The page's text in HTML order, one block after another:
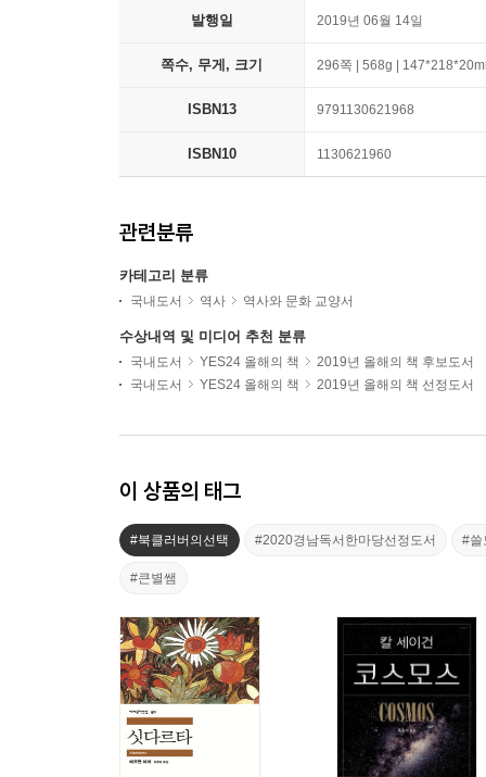
발행일 2019년 06월 14일
쪽수, 무게, 크기 296쪽 | 568g |
ISBN13 9791130621968
ISBN10 1130621960
관련분류
카테고리 분류
국내도서 역사 역사와 문화 교양서
수상내역 및 미디어 추천 분류
국내도서 YES24 올해의 책
2019년 올해의 책 후보도서
국내도서
YES24 올해의 책 2019년 올해의 책 선정도서
이 상품의 태그
#북클러버의선택 #2020경남독서한마당선정도서 #쓸
#큰별쌤